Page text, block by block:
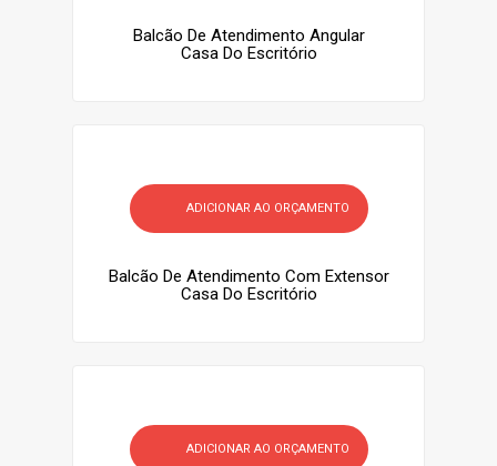
Balcão De Atendimento Angular
Casa Do Escritório
ADICIONAR AO ORÇAMENTO
Balcão De Atendimento Com Extensor
Casa Do Escritório
ADICIONAR AO ORÇAMENTO